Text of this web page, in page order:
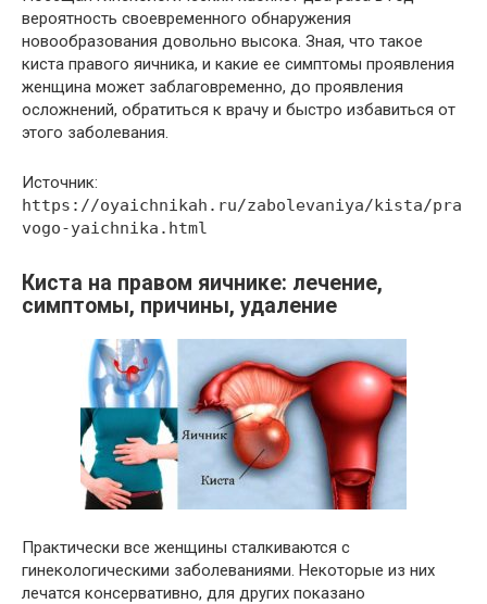
вероятность своевременного обнаружения
новообразования довольно высока. Зная, что такое
киста правого яичника, и какие ее симптомы проявления
женщина может заблаговременно, до проявления
осложнений, обратиться к врачу и быстро избавиться от
этого заболевания.
Источник:
https://oyaichnikah.ru/zabolevaniya/kista/pra
vogo-yaichnika.html
Киста на правом яичнике: лечение,
симптомы, причины, удаление
Практически все женщины сталкиваются с
гинекологическими заболеваниями. Некоторые из них
лечатся консервативно, для других показано